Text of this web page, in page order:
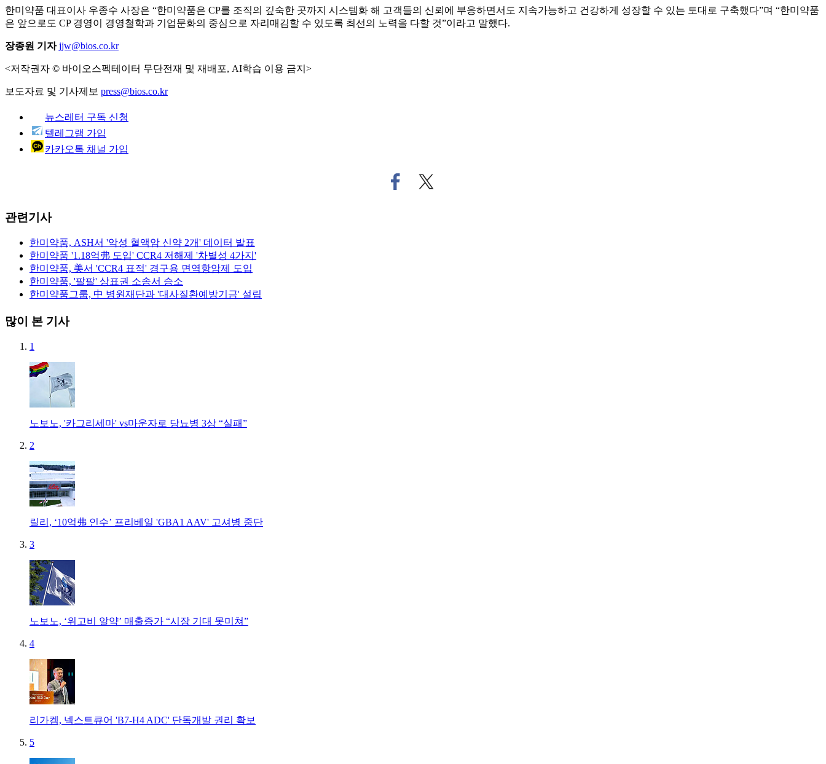
한미약품 대표이사 우종수 사장은 “한미약품은 CP를 조직의 깊숙한 곳까지 시스템화 해 고객들의 신뢰에 부응하면서도 지속가능하고 건강하게 성장할 수 있는 토대로 구축했다”며 “한미약품
은 앞으로도 CP 경영이 경영철학과 기업문화의 중심으로 자리매김할 수 있도록 최선의 노력을 다할 것”이라고 말했다.
장종원 기자 jjw@bios.co.kr
<저작권자 © 바이오스펙테이터 무단전재 및 재배포, AI학습 이용 금지>
보도자료 및 기사제보 press@bios.co.kr
뉴스레터 구독 신청
텔레그램 가입
카카오톡 채널 가입
페
이
트
위
관련기사
한미약품, ASH서 '악성 혈액암 신약 2개' 데이터 발표
한미약품 '1.18억弗 도입' CCR4 저해제 '차별성 4가지'
한미약품, 美서 'CCR4 표적' 경구용 면역항암제 도입
한미약품, '팔팔' 상표권 소송서 승소
한미약품그룹, 中 병원재단과 '대사질환예방기금' 설립
많이 본 기사
1
노보노, '카그리세마' vs마운자로 당뇨병 3상 “실패”
2
릴리, ‘10억弗 인수’ 프리베일 'GBA1 AAV' 고셔병 중단
3
노보노, ‘위고비 알약’ 매출증가 “시장 기대 못미쳐”
4
리가켐, 넥스트큐어 'B7-H4 ADC' 단독개발 권리 확보
5